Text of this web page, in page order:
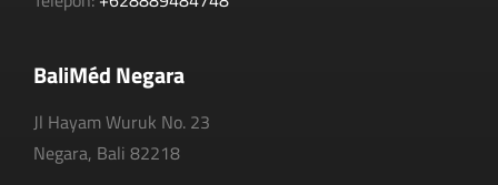
BaliMéd Negara
Jl Hayam Wuruk No. 23
Negara, Bali 82218